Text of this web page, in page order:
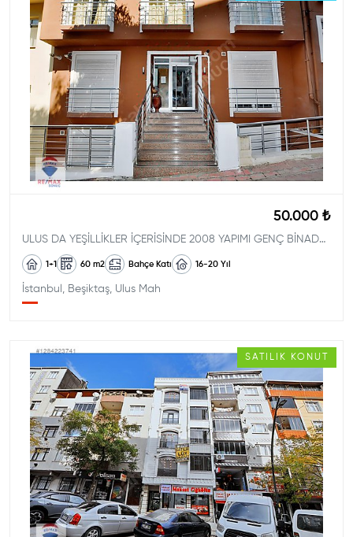
Mottom
önce GÜVEN
50.000 ₺
ULUS DA YEŞİLLİKLER İÇERİSİNDE 2008 YAPIMI GENÇ BİNADA 1+1FIRSAT
1+1 60 m2 Bahçe Katı 16-20 Yıl
İstanbul, Beşiktaş, Ulus Mah
SATILIK KONUT